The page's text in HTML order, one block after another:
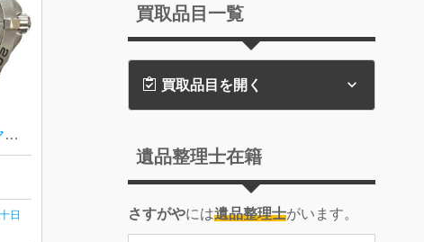
TAG Heuer タグホイヤー アクアレーサー グランドデイト 時計
日
買取品目一覧
買取品目を開く
遺品整理士在籍
さすがやには遺品整理士がいます。